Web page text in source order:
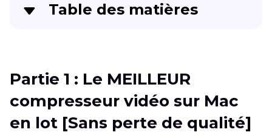
Table des matières
Partie 2: Top 5 des compresseurs vidéo gratuits
pour Mac
Partie 3 : 4 Compresseurs Vidéo en Ligne pour
Partie 1 : Le MEILLEUR
compresseur vidéo sur Mac
en lot [Sans perte de qualité]